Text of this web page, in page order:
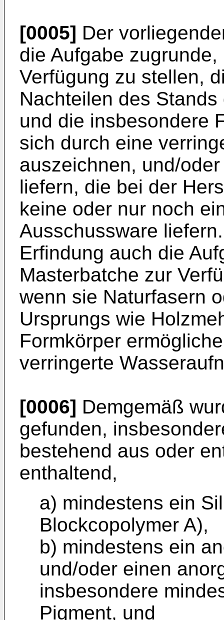
[0005] Der
die Aufgabe
Verfügung zu stellen,
Nachteilen des
und die insbesondere
sich durch eine
auszeichnen, und/
liefern, die bei der
keine oder nur noch
Ausschussware
Erfindung auch die
Masterbatche zur
wenn sie Naturfasern
Ursprungs wie
Formkörper
verringerte
[0006] Demgemäß
gefunden,
bestehend aus oder
enthaltend,
a) mindestens ein
Blockcopolymer A),
b) mindestens ein
und/oder einen
insbesondere
Pigment, und